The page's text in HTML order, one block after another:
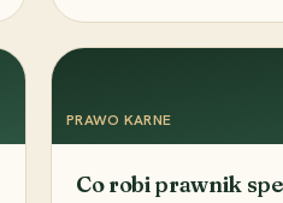
PRAWO KARNE
Co robi prawnik